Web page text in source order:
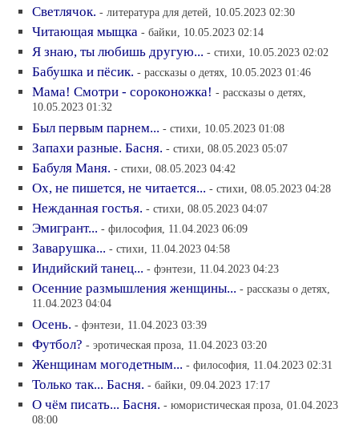
Светлячок. - литература для детей, 10.05.2023 02:30
Читающая мыщка - байки, 10.05.2023 02:14
Я знаю, ты любишь другую... - стихи, 10.05.2023 02:02
Бабушка и пёсик. - рассказы о детях, 10.05.2023 01:46
Мама! Смотри - сороконожка! - рассказы о детях,
10.05.2023 01:32
Был первым парнем... - стихи, 10.05.2023 01:08
Запахи разные. Басня. - стихи, 08.05.2023 05:07
Бабуля Маня. - стихи, 08.05.2023 04:42
Ох, не пишется, не читается... - стихи, 08.05.2023 04:28
Нежданная гостья. - стихи, 08.05.2023 04:07
Эмигрант... - философия, 11.04.2023 06:09
Заварушка... - стихи, 11.04.2023 04:58
Индийский танец... - фэнтези, 11.04.2023 04:23
Осенние размышления женщины... - рассказы о детях,
11.04.2023 04:04
Осень. - фэнтези, 11.04.2023 03:39
Футбол? - эротическая проза, 11.04.2023 03:20
Женщинам могодетным... - философия, 11.04.2023 02:31
Только так... Басня. - байки, 09.04.2023 17:17
О чём писать... Басня. - юмористическая проза, 01.04.2023
08:00